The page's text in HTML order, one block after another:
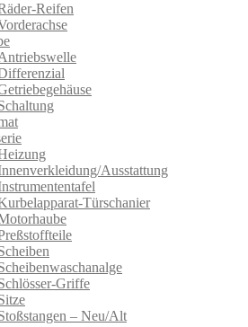
Reifen
Ausstattung
Türschanier
Griffe
– Neu/Alt